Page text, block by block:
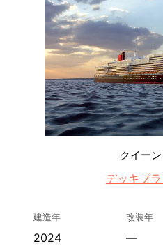
クイー
デッキプ
建造年
2024
改装年
—